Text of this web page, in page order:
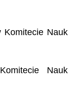
Komitecie Nauk
Nauk